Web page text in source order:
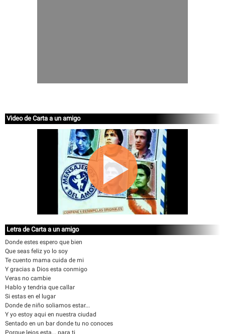
Video de Carta a un amigo
Letra de Carta a un amigo
Donde estes espero que bien
Que seas feliz yo lo soy
Te cuento mama cuida de mi
Y gracias a Dios esta conmigo
Veras no cambie
Hablo y tendria que callar
Si estas en el lugar
Donde de niño soliamos estar...
Y yo estoy aqui en nuestra ciudad
Sentado en un bar donde tu no conoces
Porque lejos esta... para ti